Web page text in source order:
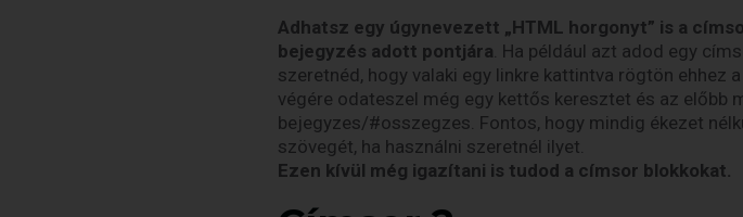
Adhatsz egy úgynevezett „HTML horgonyt” is a
bejegyzés adott pontjára. Ha például azt adod egy
szeretnéd, hogy valaki egy linkre kattintva rögtön ehhez
végére odateszel még egy kettős keresztet és az
bejegyzes/#osszegzes. Fontos, hogy mindig ékezet
szövegét, ha használni szeretnél ilyet.
Ezen kívül még igazítani is tudod a címsor blokkokat.